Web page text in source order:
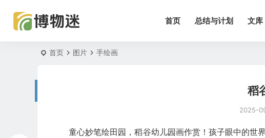
首页 总结与计划 文库
首页 图片 手绘画
稻
2025-
童心妙笔绘田园，稻谷幼儿园画作赏！孩子眼中的世